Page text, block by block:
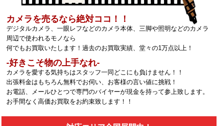
カメラを売るなら絶対ココ！！
デジタルカメラ、一眼レフなどのカメラ本体、三脚や照明などのカメラ
周辺で使われるモノなら
何でもお買取いたします！過去のお買取実績、堂々の1万点以上！
‐好きこそ物の上手なれ‐
カメラを愛する気持ちはスタッフ一同どこにも負けません！！
出張料金はもちろん無料でお伺い、お客様の言い値に挑戦！
お電話、メールひとつで専門のバイヤーが現金を持って参上致します。
お手間なく高価お買取をお約束致します！！